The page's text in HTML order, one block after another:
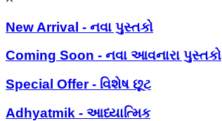
New Arrival - નવા પુસ્તકો
Coming Soon - નવા આવનારા પુસ્તકો
Special Offer - વિશેષ છૂટ
Adhyatmik - આધ્યાત્મિક